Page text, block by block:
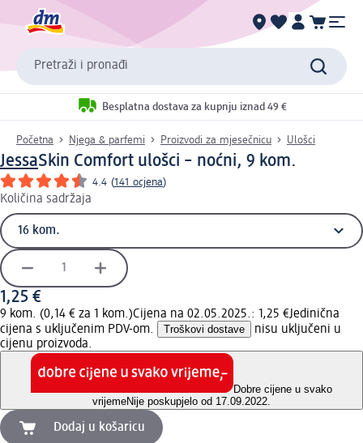
Pretraži i pronađi
Besplatna dostava za kupnju iznad 49 €
Početna Njega & parfemi Proizvodi za mjesečnicu Ulošci
JessaSkin Comfort ulošci – noćni, 9 kom.
4.4 (141 ocjena)
Količina sadržaja
1,25 €
9 kom. (0,14 € za 1 kom.)Cijena na 02.05.2025.: 1,25 €Jedinična
cijena s uključenim PDV-om.
Troškovi dostave
nisu uključeni u
cijenu proizvoda.
Dobre cijene u svako
vrijemeNije poskupjelo od 17.09.2022.
Dodaj u košaricu